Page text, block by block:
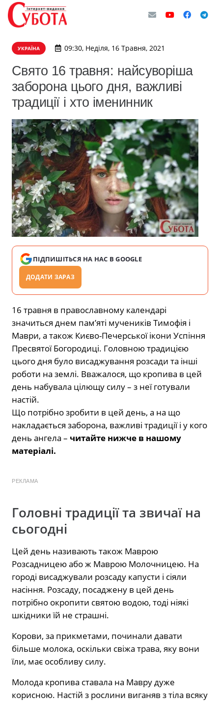
УКРАЇНА 09:30, Неділя, 16 Травня, 2021
Свято 16 травня: найсуворіша
заборона цього дня, важливі
традиції і хто іменинник
ПІДПИШІТЬСЯ НА НАС В GOOGLE
ДОДАТИ ЗАРАЗ
16 травня в православному календарі
значиться днем пам’яті мучеників Тимофія і
Маври, а також Києво-Печерської ікони Успіння
Пресвятої Богородиці. Головною традицією
цього дня було висаджування розсади та інші
роботи на землі. Вважалося, що кропива в цей
день набувала цілющу силу – з неї готували
настій.
Що потрібно зробити в цей день, а на що
накладається заборона, важливі традиції і у кого
день ангела – читайте нижче в нашому
матеріалі.
РЕКЛАМА
Головні традиції та звичаї на
сьогодні
Цей день називають також Маврою
Розсадницею або ж Маврою Молочницею. На
городі висаджували розсаду капусти і сіяли
насіння. Розсаду, посаджену в цей день
потрібно окропити святою водою, тоді ніякі
шкідники їй не страшні.
Корови, за прикметами, починали давати
більше молока, оскільки свіжа трава, яку вони
їли, має особливу силу.
Молода кропива ставала на Мавру дуже
корисною. Настій з рослини виганяв з тіла всяку